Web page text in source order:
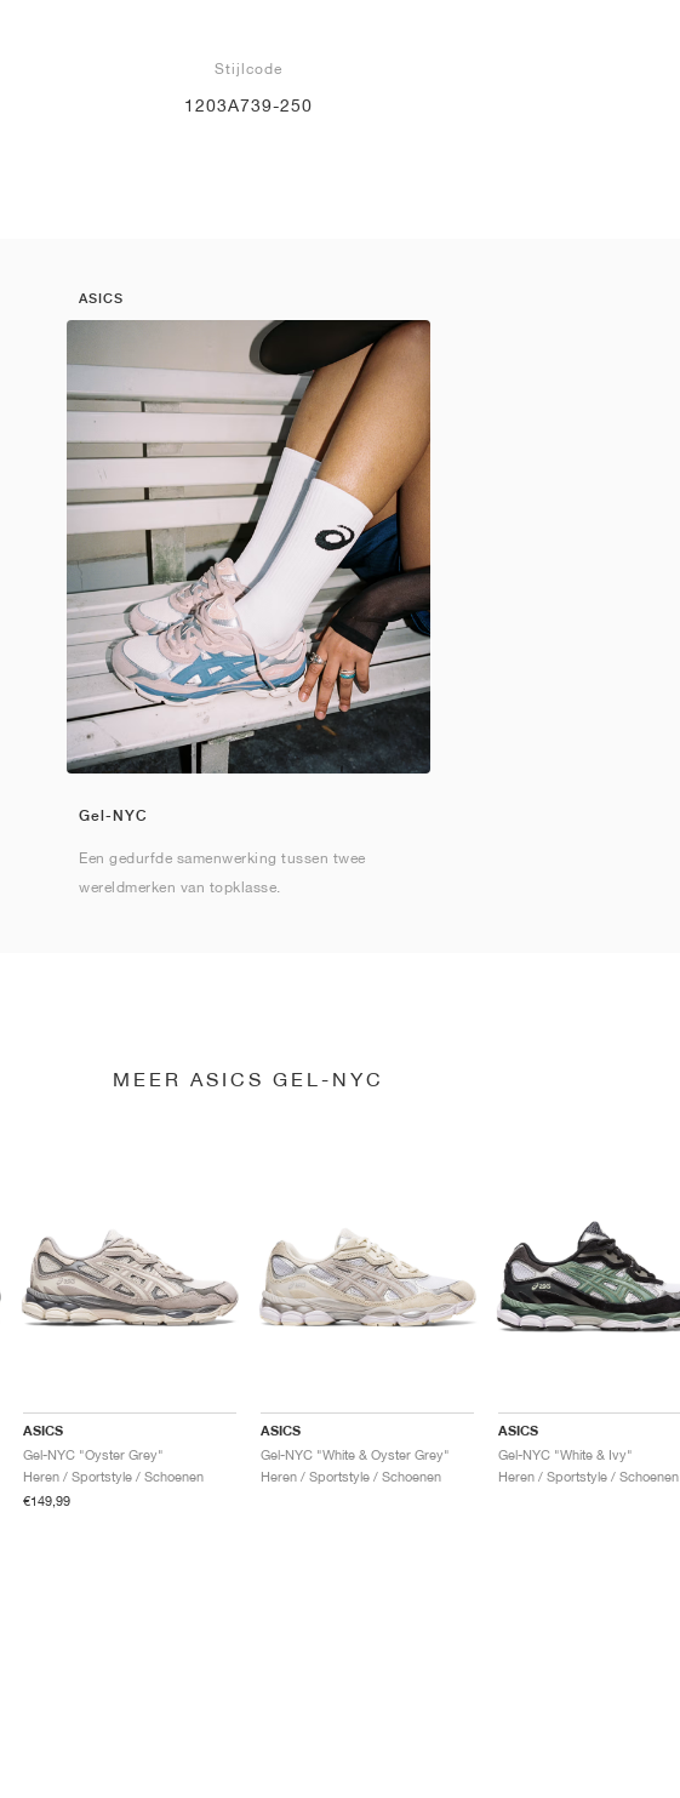
Stijlcode
1203A739-250
ASICS
Gel-NYC
Een gedurfde samenwerking tussen twee
wereldmerken van topklasse.
MEER ASICS GEL-NYC
ASICS
Gel-NYC "Oyster Grey"
Heren / Sportstyle / Schoenen
€149,99
ASICS
Gel-NYC "White & Oyster Grey"
Heren / Sportstyle / Schoenen
ASICS
Gel-NYC "White & Ivy"
Heren / Sportstyle / Schoenen